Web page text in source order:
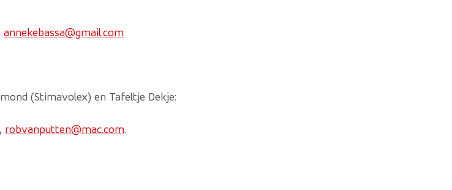
annekebassa@gmail.com
(Stimavolex) en Tafeltje Dekje:
robvanputten@mac.com.